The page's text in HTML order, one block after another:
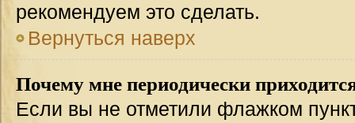
рекомендуем это сделать.
Вернуться наверх
Почему мне периодически
Если вы не отметили флажком